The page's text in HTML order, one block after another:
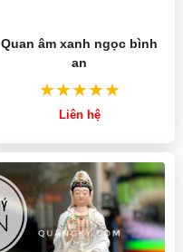
Quan âm xanh ngọc bình
an
Liên hệ